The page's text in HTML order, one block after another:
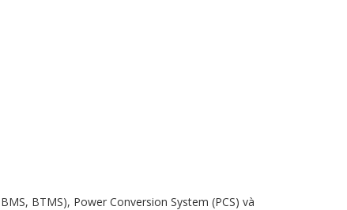
BTMS), Power Conversion System (PCS) và